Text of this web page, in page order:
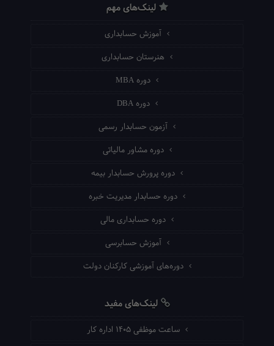
لینک‌های مهم
آموزش حسابداری
هنرستان حسابداری
دوره MBA
دوره DBA
آزمون حسابدار رسمی
دوره مشاور مالیاتی
دوره پرورش حسابدار بیمه
دوره حسابدار مدیریت خبره
دوره حسابداری مالی
آموزش حسابرسی
دوره‌های آموزشی کارکنان دولت
لینک‌های مفید
ساعت موظفی ۱۴۰۵ اداره کار